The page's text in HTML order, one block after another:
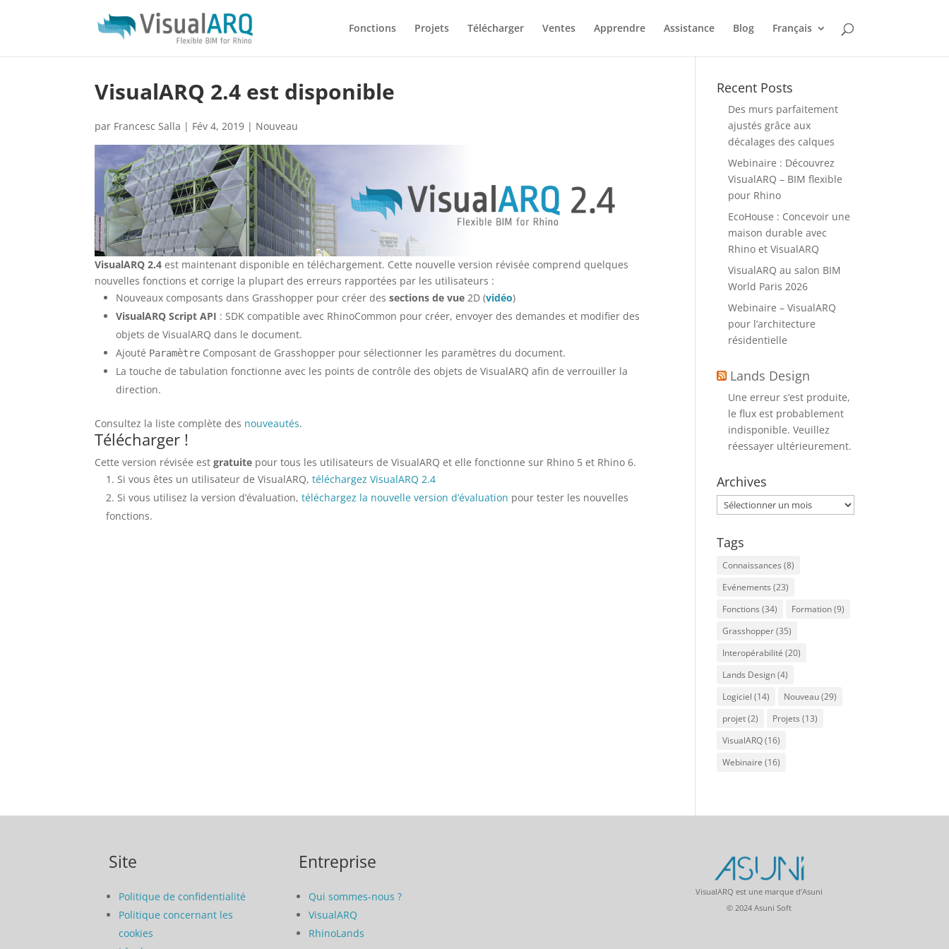
Fonctions Projets Télécharger Ventes Apprendre Assistance Blog Français
VisualARQ 2.4 est disponible
par Francesc Salla | Fév 4, 2019 | Nouveau
VisualARQ 2.4 est maintenant disponible en téléchargement. Cette nouvelle version révisée comprend quelques
nouvelles fonctions et corrige la plupart des erreurs rapportées par les utilisateurs :
Nouveaux composants dans Grasshopper pour créer dessections de vue 2D (vidéo)
VisualARQ Script API : SDK compatible avec RhinoCommon pour créer, envoyer des demandes et modifier des
objets de VisualARQ dans le document.
Ajouté Paramètre Composant de Grasshopper pour sélectionner les paramètres du document.
La touche de tabulation fonctionne avec les points de contrôle des objets de VisualARQ afin de verrouiller la
direction.
Consultez la liste complète des nouveautés.
Télécharger !
Cette version révisée estgratuite pour tous les utilisateurs de VisualARQ et elle fonctionne sur Rhino 5 et Rhino 6.
Si vous êtes un utilisateur de VisualARQ,téléchargez VisualARQ 2.4
Si vous utilisez la version d’évaluation,téléchargez la nouvelle version d’évaluation pour tester les nouvelles
fonctions.
Recent Posts
Des murs parfaitement
ajustés grâce aux
décalages des calques
Webinaire : Découvrez
VisualARQ – BIM flexible
pour Rhino
EcoHouse : Concevoir une
maison durable avec
Rhino et VisualARQ
VisualARQ au salon BIM
World Paris 2026
Webinaire – VisualARQ
pour l’architecture
résidentielle
Lands Design
Une erreur s’est produite,
le flux est probablement
indisponible. Veuillez
réessayer ultérieurement.
Archives
Archives
Tags
Connaissances (8)
Evénements (23)
Fonctions (34) Formation(9)
Grasshopper(35)
Interopérabilité (20)
Lands Design(4)
Logiciel (14) Nouveau(29)
projet(2) Projets (13)
VisualARQ(16)
Webinaire (16)
Site
Politique de confidentialité
Politique concernant les
cookies
Entreprise
Qui sommes-nous ?
VisualARQ
RhinoLands
VisualARQ est une marque d’Asuni
© 2024 Asuni Soft